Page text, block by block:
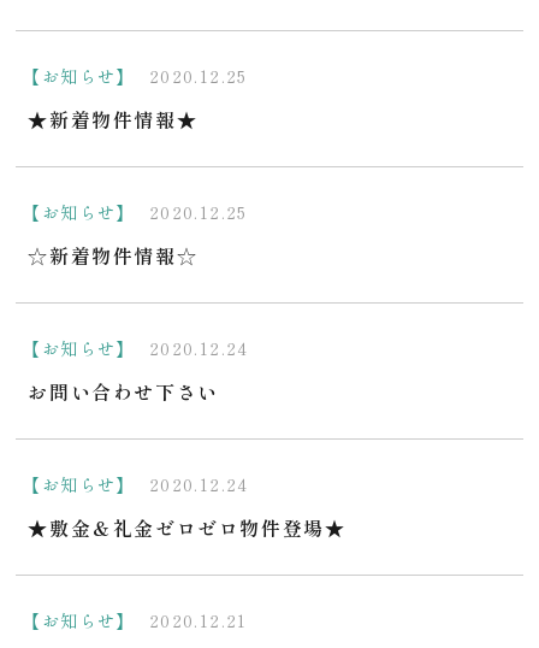
【お知らせ】 2020.12.25
★新着物件情報★
【お知らせ】 2020.12.25
☆新着物件情報☆
【お知らせ】 2020.12.24
お問い合わせ下さい
【お知らせ】 2020.12.24
★敷金＆礼金ゼロゼロ物件登場★
【お知らせ】 2020.12.21